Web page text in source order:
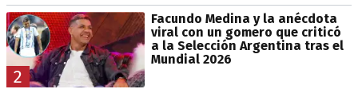
2
Facundo Medina y la anécdota
viral con un gomero que criticó
a la Selección Argentina tras el
Mundial 2026